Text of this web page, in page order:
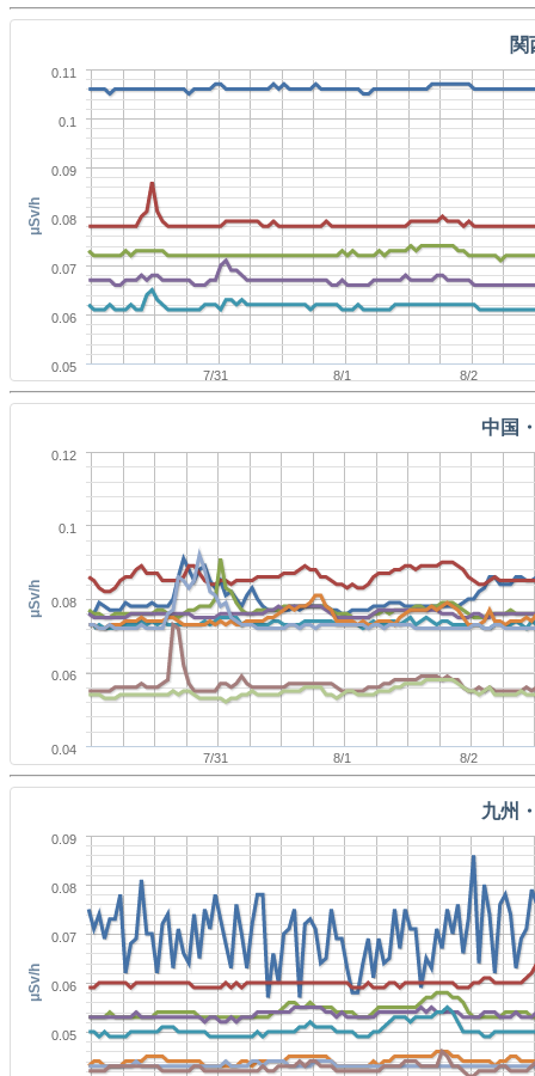
関
7/31 8/1 8/2
0.05
0.06
0.07
0.08
0.09
0.1
0.11
μSv/h
中国
7/31 8/1 8/2
0.04
0.06
0.08
0.1
0.12
μSv/h
九州
0.05
0.06
0.07
0.08
0.09
μSv/h